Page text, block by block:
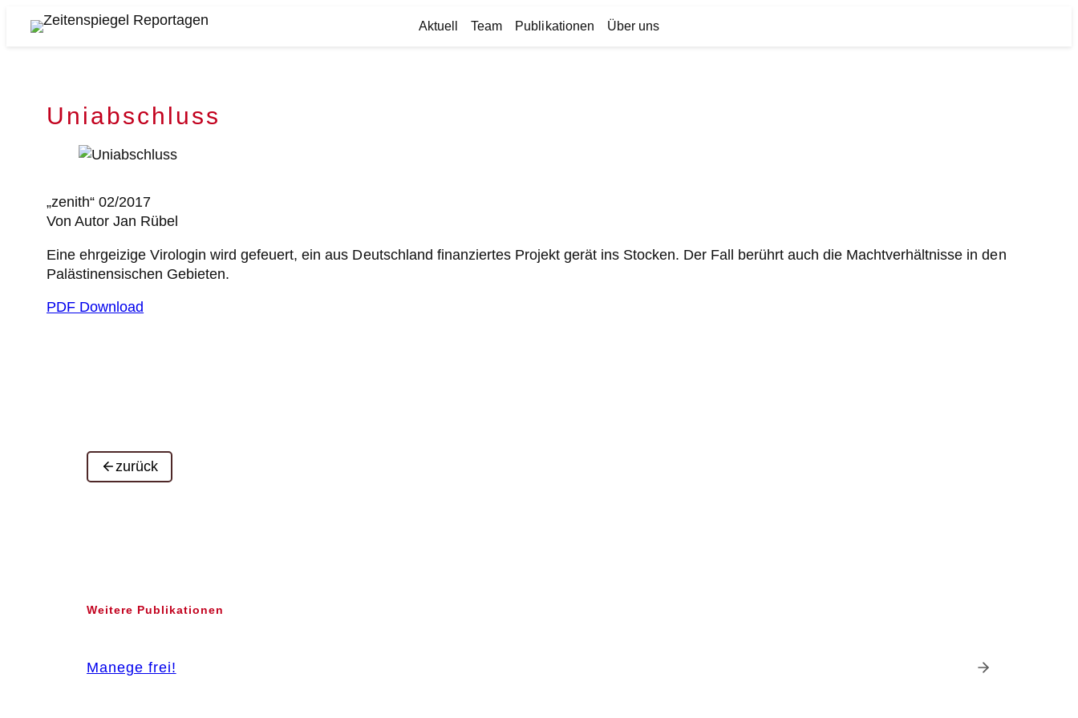
InhaltZeitenspiegel
Aktuell Team Publikationen Über uns
Uniabschluss
„zenith“ 02/2017
Von Autor Jan Rübel
Eine ehrgeizige Virologin wird gefeuert, ein aus Deutschland finanziertes Projekt gerät ins Stocken. Der Fall berührt auch die Machtverhältnisse in den
Palästinensischen Gebieten.
PDF Download
zurück
Weitere Publikationen
Manege frei!